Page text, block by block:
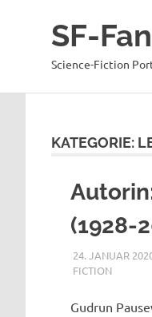
SF-
Science-Fiction
KATEGORIE:
(1928-
24. JANUAR
FICTION
Gudrun